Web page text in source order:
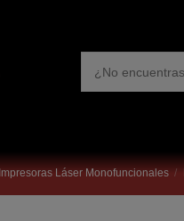
Impresoras Láser Monofuncionales